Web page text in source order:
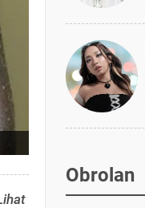
Obrolan